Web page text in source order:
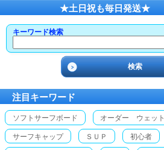
★土日祝も毎日発送★
キーワード検索
注目キーワード
ソフトサーフボード オーダー ウェット
サーフキャップ ＳＵＰ 初心者